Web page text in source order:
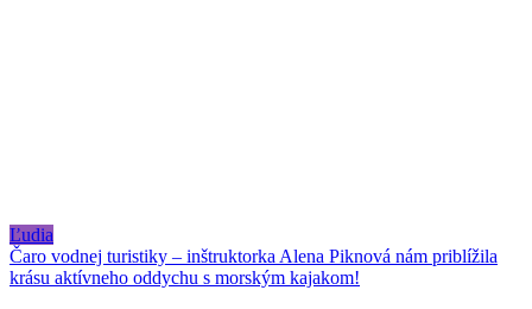
Ľudia
Čaro vodnej turistiky – inštruktorka Alena Piknová nám priblížila
krásu aktívneho oddychu s morským kajakom!